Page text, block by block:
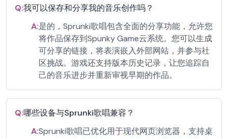
Q:我可以保存和分享我的音乐创作吗？
A:是的，Sprunki歌唱包含全面的分享功能，允许您
将作品保存到Spunky Game云系统。您可以生成
可分享的链接，将表演嵌入外部网站，并参与社
区挑战。游戏还支持版本历史记录，让您追踪自
己的音乐进步并重新审视早期的作品。
Q:哪些设备与Sprunki歌唱兼容？
A:Sprunki歌唱已优化用于现代网页浏览器，支持桌